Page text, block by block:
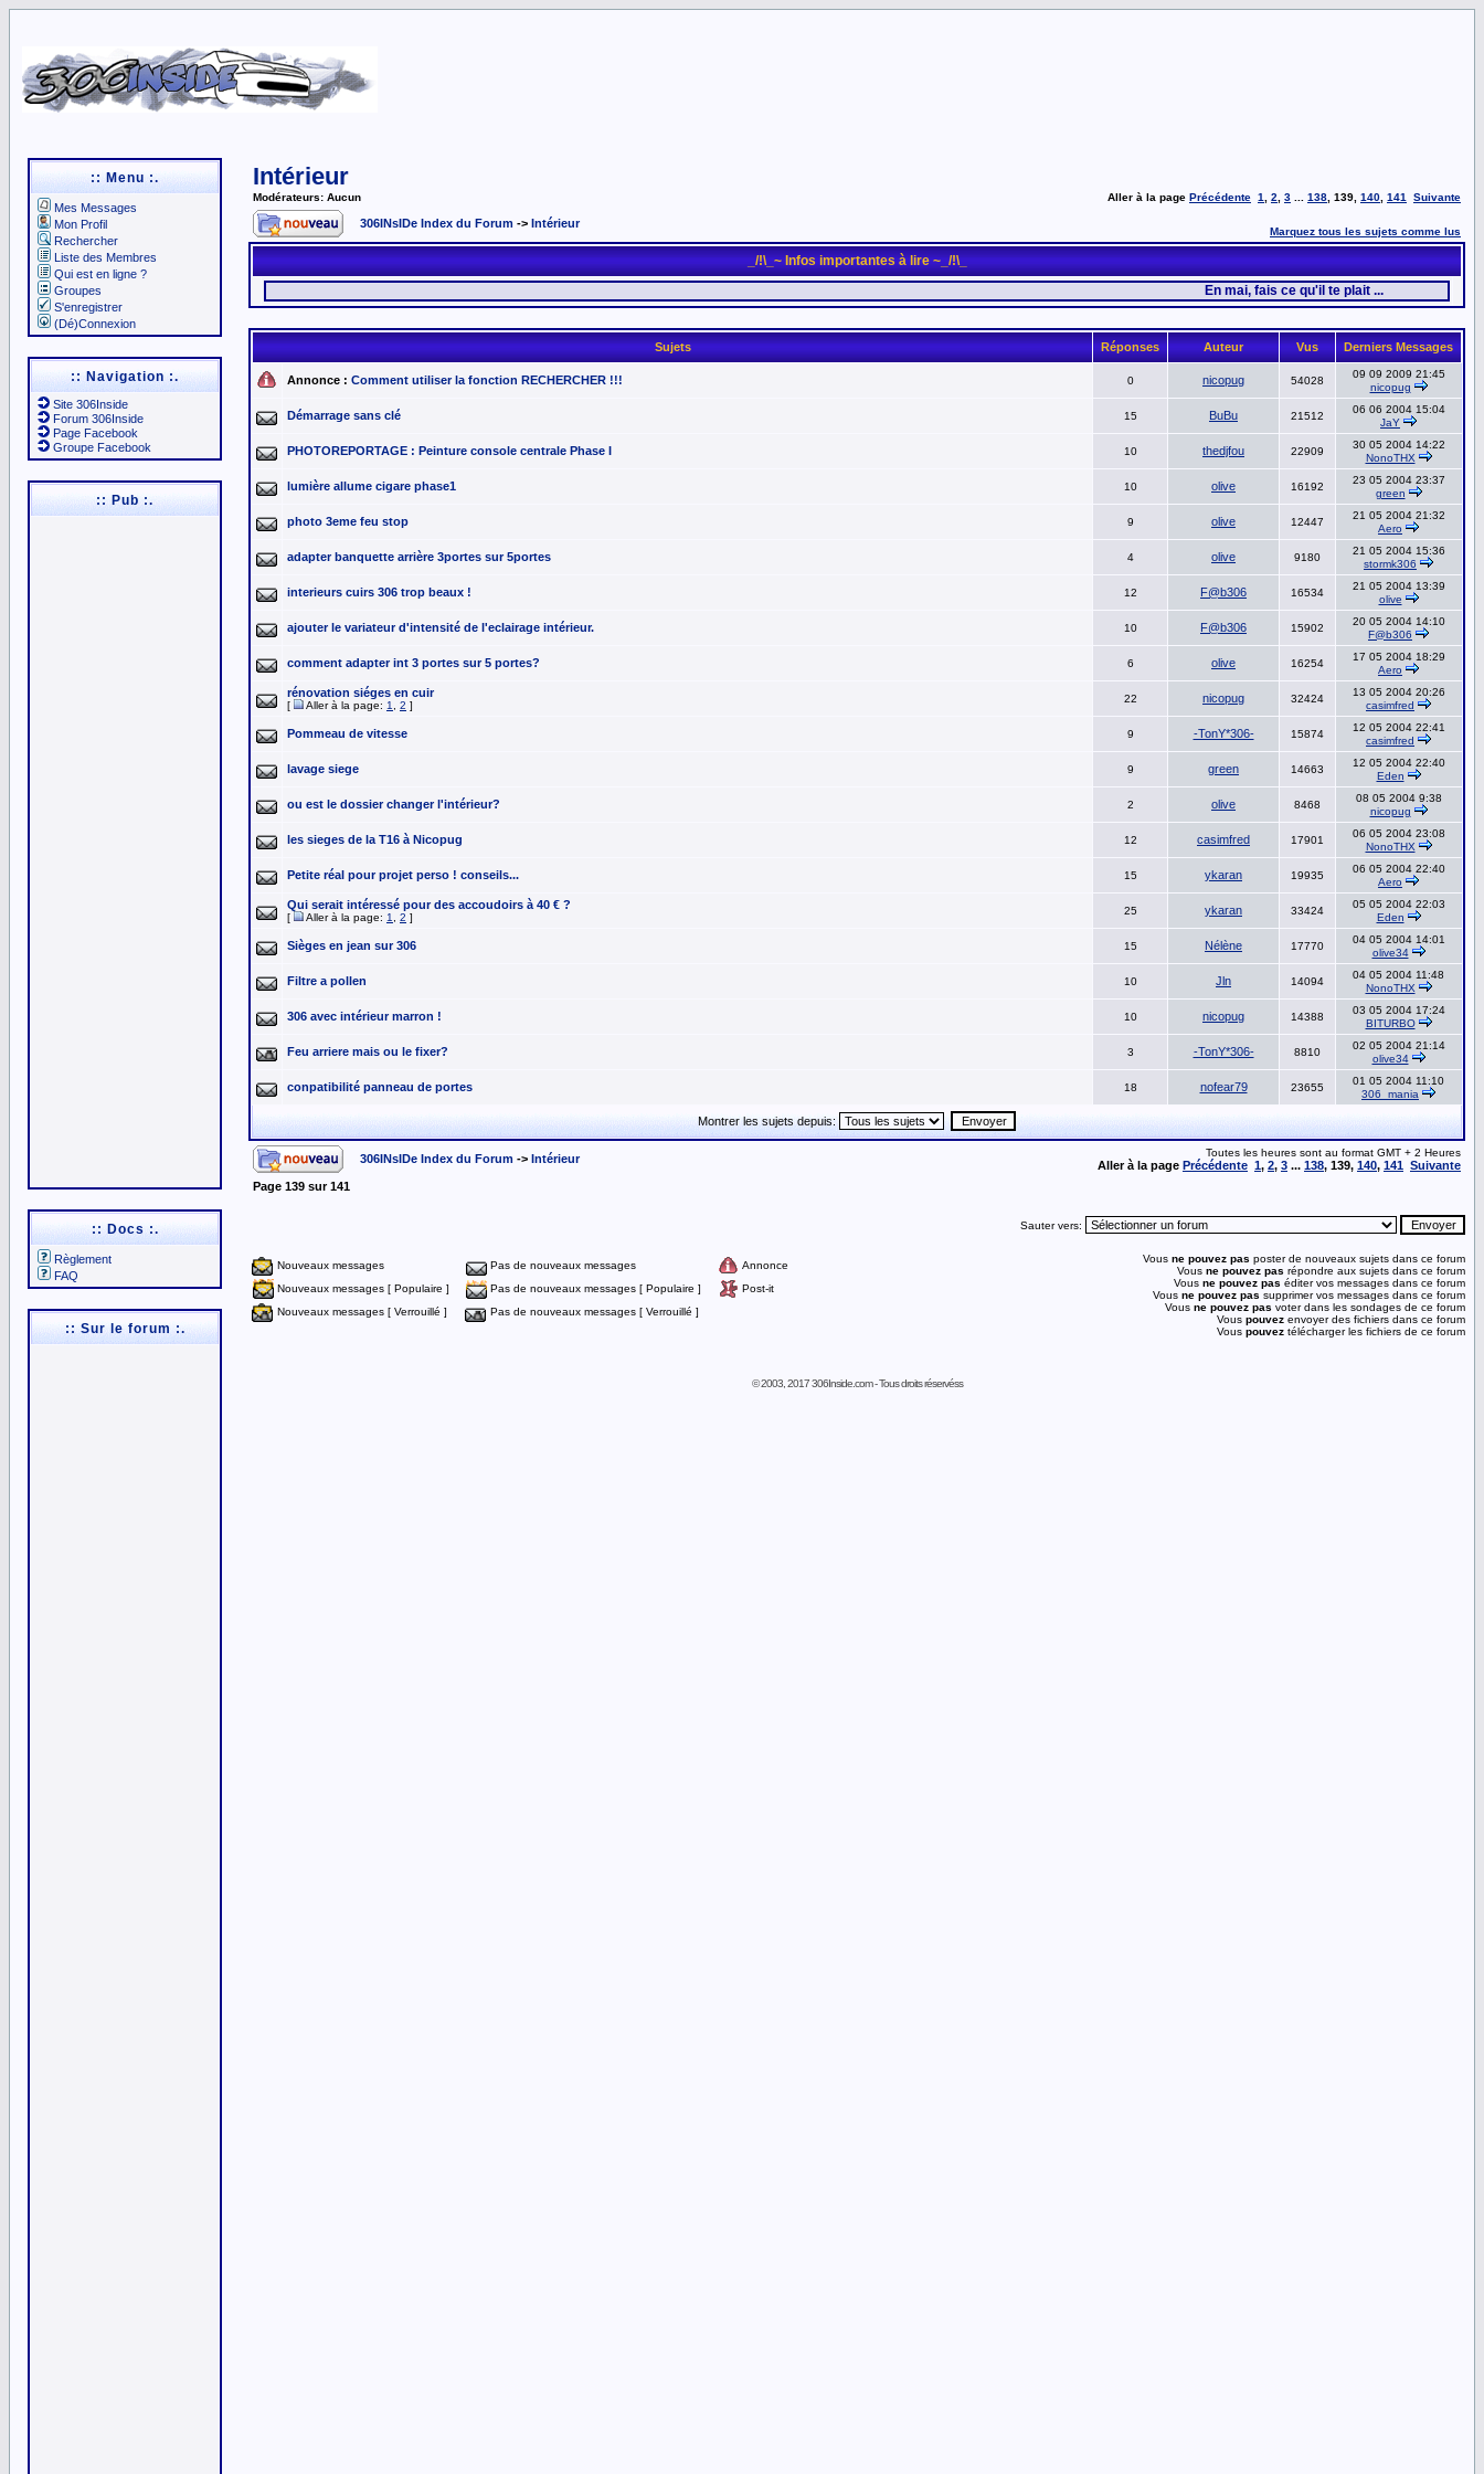
:: Menu :.
Mes Messages
Mon Profil
Rechercher
Liste des Membres
Qui est en ligne ?
Groupes
S'enregistrer
(Dé)Connexion
:: Navigation :.
Site 306Inside
Forum 306Inside
Page Facebook
Groupe Facebook
:: Pub :.
:: Docs :.
Règlement
FAQ
:: Sur le forum :.
Intérieur
Modérateurs: Aucun Aller à la page Précédente 1 2 3 138 139 140 141 Suivante
306INsIDe Index du Forum -> Intérieur
Marquez tous les sujets comme lus
_/!\_~ Infos importantes à lire ~_/!\_
En mai, fais ce qu'il te plait ...
Sujets Réponses Auteur Vus Derniers Messages
Annonce : Comment utiliser la fonction RECHERCHER !!! 0 nicopug 54028
09 09 2009 21:45
nicopug
Démarrage sans clé 15 BuBu 21512
06 06 2004 15:04
JaY
PHOTOREPORTAGE : Peinture console centrale Phase I 10 thedjfou 22909
30 05 2004 14:22
NonoTHX
lumière allume cigare phase1 10 olive 16192
23 05 2004 23:37
green
photo 3eme feu stop 9 olive 12447
21 05 2004 21:32
Aero
adapter banquette arrière 3portes sur 5portes 4 olive 9180
21 05 2004 15:36
stormk306
interieurs cuirs 306 trop beaux ! 12 F@b306 16534
21 05 2004 13:39
olive
ajouter le variateur d'intensité de l'eclairage intérieur. 10 F@b306 15902
20 05 2004 14:10
F@b306
comment adapter int 3 portes sur 5 portes? 6 olive 16254
17 05 2004 18:29
Aero
rénovation siéges en cuir
[ Aller à la page: 1 2 ]
22 nicopug 32424
13 05 2004 20:26
casimfred
Pommeau de vitesse 9 -TonY*306- 15874
12 05 2004 22:41
casimfred
lavage siege 9 green 14663
12 05 2004 22:40
Eden
ou est le dossier changer l'intérieur? 2 olive 8468
08 05 2004 9:38
nicopug
les sieges de la T16 à Nicopug 12 casimfred 17901
06 05 2004 23:08
NonoTHX
Petite réal pour projet perso ! conseils... 15 ykaran 19935
06 05 2004 22:40
Aero
Qui serait intéressé pour des accoudoirs à 40 € ?
[ Aller à la page: 1 2 ]
25 ykaran 33424
05 05 2004 22:03
Eden
Sièges en jean sur 306 15 Nélène 17770
04 05 2004 14:01
olive34
Filtre a pollen 10 Jln 14094
04 05 2004 11:48
NonoTHX
306 avec intérieur marron ! 10 nicopug 14388
03 05 2004 17:24
BITURBO
Feu arriere mais ou le fixer? 3 -TonY*306- 8810
02 05 2004 21:14
olive34
conpatibilité panneau de portes 18 nofear79 23655
01 05 2004 11:10
306_mania
Montrer les sujets depuis:
306INsIDe Index du Forum -> Intérieur Toutes les heures sont au format GMT + 2 Heures
Aller à la page Précédente 1, 2, 3 ... 138, 139, 140, 141 Suivante
Page 139 sur141
Sauter vers:
Nouveaux messages Pas de nouveaux messages
Annonce
Nouveaux messages [ Populaire ]
Pas de nouveaux messages [ Populaire ]
Post-it
Nouveaux messages [ Verrouillé ]
Pas de nouveaux messages [ Verrouillé ]
Vous ne pouvez pas poster de nouveaux sujets dans ce forum
Vous ne pouvez pas répondre aux sujets dans ce forum
Vous ne pouvez pas éditer vos messages dans ce forum
Vous ne pouvez pas supprimer vos messages dans ce forum
Vous ne pouvez pas voter dans les sondages de ce forum
Vous pouvez envoyer des fichiers dans ce forum
Vous pouvez télécharger les fichiers de ce forum
© 2003, 2017 306Inside.com - Tous droits réservéss